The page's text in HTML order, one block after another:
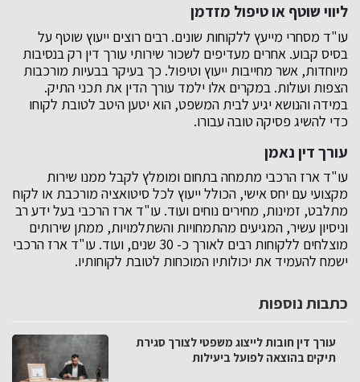
ליווי שוטף או טיפול מזדמן
עו"ד מסחרי מייעץ ללקוחות שונים. רבים רוצים ייעוץ שוטף על
בסיס קבוע. אחרים מעדיפים לשכור שירותי עורך דין רק בנסיבות
מיוחדות, אשר מחייבות ייעוץ וטיפול. כך בעיקר בבעיות מורכבות
הצפות ועולות. במקרים אלו ילמד עורך הדין את תכני התיק.
במידה והנושא יגיע לבית המשפט, הוא יטען היטב לטובת לקוחו
כדי להשיג פסיקה טובה עבורו.
עורך דין נאמן
עו"ד ארז הרכבי מתמחה בתחום ומומלץ לקבל ממנו שירות
מקצועי עם יחס אישי, הכולל ייעוץ לכל סיטואציה מורכבת או לקוח
מתלבט, זמינות, מחירים נוחים ועוד. עו"ד ארז הרכבי בעל ידע רב
וניסיון עשיר, המגיעים מהתמחויות והשתלמויות, ממתן שירותים
מוצלחים ללקוחות רבים לאורך כ- 30 שנים, ועוד. עו"ד ארז הרכבי
ישמח להעמיד את יכולותיו המוכחות לטובת לקוחותיו.
כתבות נוספות
עורך דין חובות לייצוג משפטי לצורך סגירת
תיקים בהוצאה לפועל ביעילות